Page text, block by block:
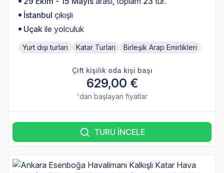
İstanbul çıkışlı
Uçak ile yolculuk
Yurt dışı turları Katar Turları Birleşik Arap Emirlikleri
Çift kişilik oda kişi başı
629,00 €
'dan başlayan fiyatlar
TURU İNCELE